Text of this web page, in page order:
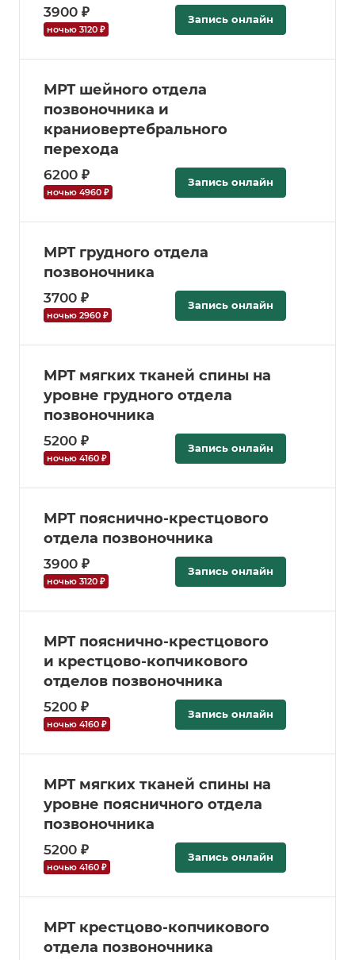
3900 ₽
ночью 3120 ₽
Запись онлайн
МРТ шейного отдела
позвоночника и
краниовертебрального
перехода
6200 ₽
ночью 4960 ₽
Запись онлайн
МРТ грудного отдела
позвоночника
3700 ₽
ночью 2960 ₽
Запись онлайн
МРТ мягких тканей спины на
уровне грудного отдела
позвоночника
5200 ₽
ночью 4160 ₽
Запись онлайн
МРТ пояснично-крестцового
отдела позвоночника
3900 ₽
ночью 3120 ₽
Запись онлайн
МРТ пояснично-крестцового
и крестцово-копчикового
отделов позвоночника
5200 ₽
ночью 4160 ₽
Запись онлайн
МРТ мягких тканей спины на
уровне поясничного отдела
позвоночника
5200 ₽
ночью 4160 ₽
Запись онлайн
МРТ крестцово-копчикового
отдела позвоночника